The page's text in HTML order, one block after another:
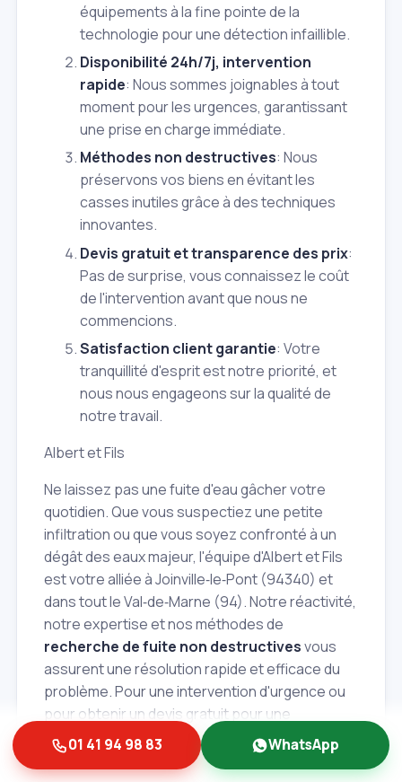
équipements à la fine pointe de la
technologie pour une détection infaillible.
Disponibilité 24h/7j, intervention
rapide: Nous sommes joignables à tout
moment pour les urgences, garantissant
une prise en charge immédiate.
Méthodes non destructives: Nous
préservons vos biens en évitant les
casses inutiles grâce à des techniques
innovantes.
Devis gratuit et transparence des prix:
Pas de surprise, vous connaissez le coût
de l'intervention avant que nous ne
commencions.
Satisfaction client garantie: Votre
tranquillité d'esprit est notre priorité, et
nous nous engageons sur la qualité de
notre travail.
Albert et Fils
Ne laissez pas une fuite d'eau gâcher votre
quotidien. Que vous suspectiez une petite
infiltration ou que vous soyez confronté à un
dégât des eaux majeur, l'équipe d'Albert et Fils
est votre alliée à Joinville‑le‑Pont (94340) et
dans tout le Val‑de‑Marne (94). Notre réactivité,
notre expertise et nos méthodes de
recherche de fuite non destructivesvous
assurent une résolution rapide et efficace du
problème. Pour une intervention d'urgence ou
pour obtenir un devis gratuit pour une
recherche de fuite
, contactez‑nous dès
aujourd'hui. Nous sommes là pour vous aider à
01 41 94 98 83 WhatsApp